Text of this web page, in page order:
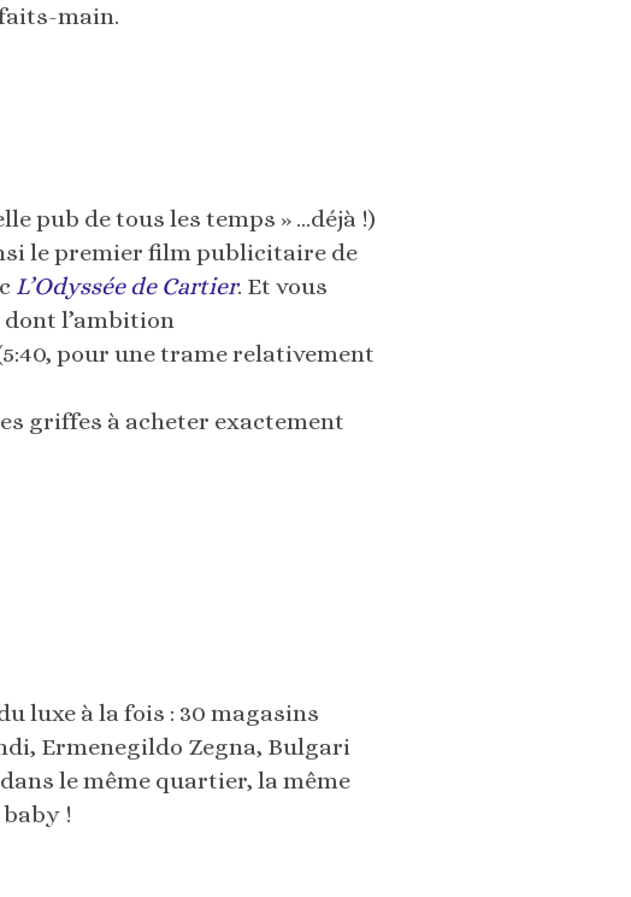
main.
pub de tous les temps » …déjà !)
le premier film publicitaire de
L’Odyssée de Cartier. Et vous
l’ambition
pour une trame relativement
griffes à acheter exactement
luxe à la fois : 30 magasins
Ermenegildo Zegna, Bulgari
le même quartier, la même
!